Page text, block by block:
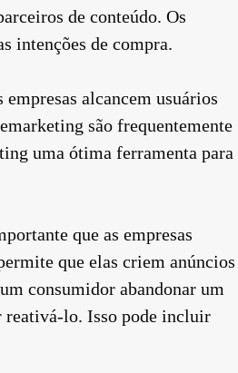
de conteúdo. Os
intenções de compra.
alcancem usuários
são frequentemente
uma ótima ferramenta para
que as empresas
que elas criem anúncios
consumidor abandonar um
reativá-lo. Isso pode incluir